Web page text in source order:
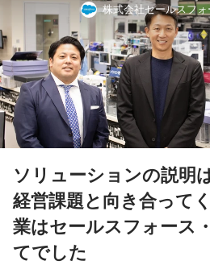
株式会社セールスフ
ソリューションの説明
経営課題と向き合って
業はセールスフォース
てでした